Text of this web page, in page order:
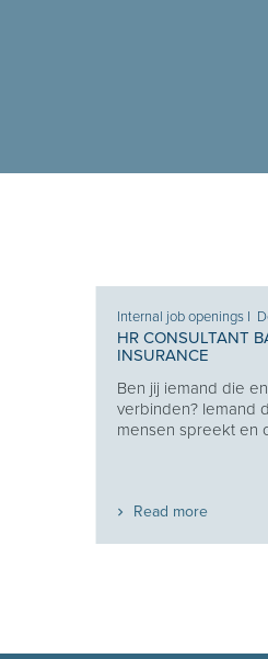
Internal job openings I
HR CONSULTANT
INSURANCE
Ben jij iemand die
verbinden? Iemand
mensen spreekt en
Read more